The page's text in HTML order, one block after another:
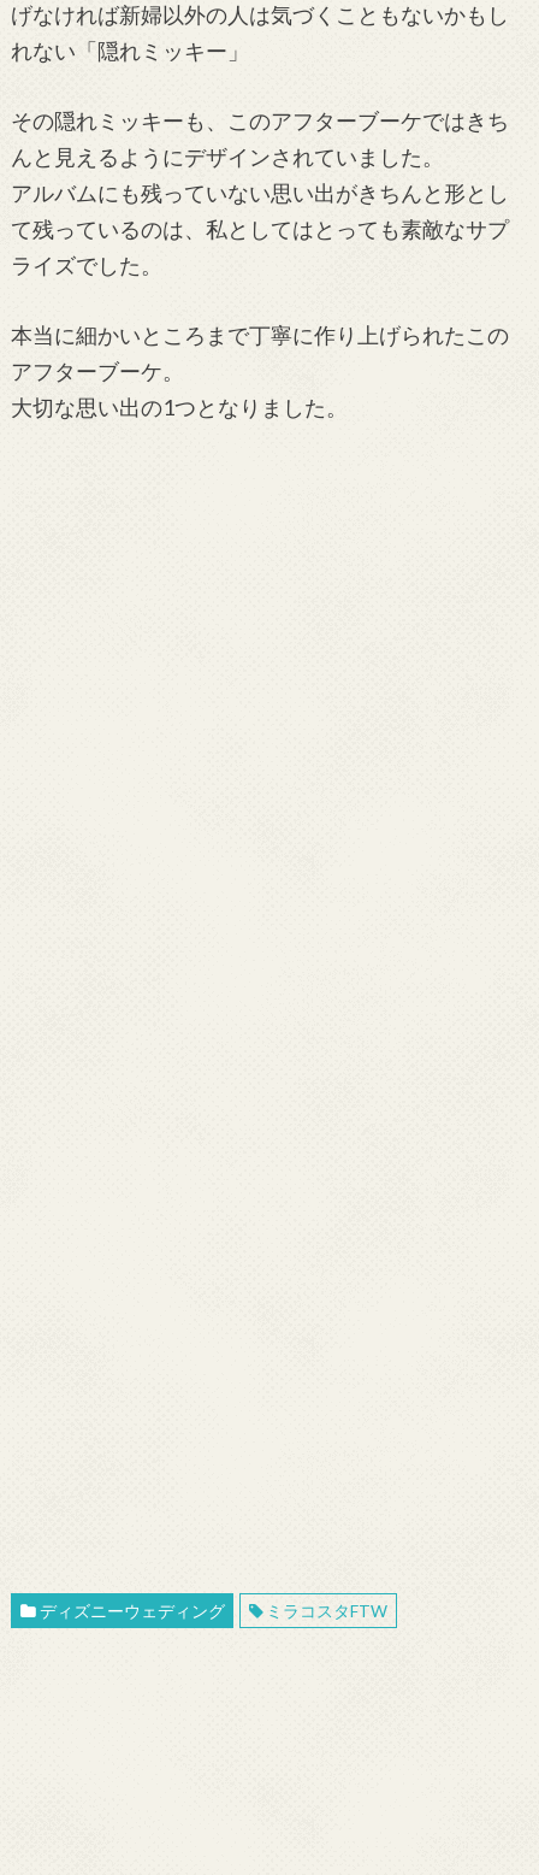
げなければ新婦以外の人は気づくこともないかもし
れない「隠れミッキー」
その隠れミッキーも、このアフターブーケではきち
んと見えるようにデザインされていました。
アルバムにも残っていない思い出がきちんと形とし
て残っているのは、私としてはとっても素敵なサプ
ライズでした。
本当に細かいところまで丁寧に作り上げられたこの
アフターブーケ。
大切な思い出の1つとなりました。
ディズニーウェディング ミラコスタFTW